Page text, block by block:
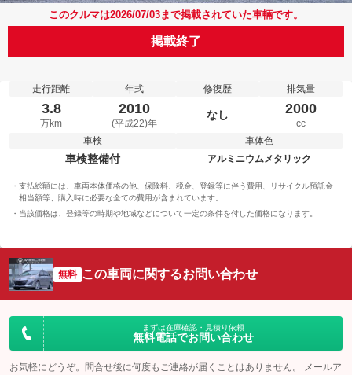
このクルマは2026/07/03まで掲載されていた車輛です。
掲載終了
走行距離
3.8
万km
年式
2010
(平成22)年
修復歴
なし
排気量
2000
cc
車検
車検整備付
車体色
アルミニウムメタリック
支払総額には、車両本体価格の他、保険料、税金、登録等に伴う費用、リサイクル預託金
相当額等、購入時に必要な全ての費用が含まれています。
当該価格は、登録等の時期や地域などについて一定の条件を付した価格になります。
無料 この車両に関するお問い合わせ
まずは在庫確認・見積り依頼
無料電話でお問い合わせ
お気軽にどうぞ。問合せ後に何度もご連絡が届くことはありません。 メールア